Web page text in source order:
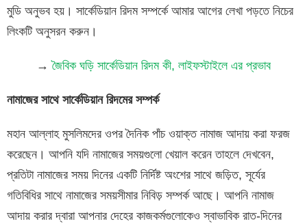
মুডি অনুভব হয়। সার্কেডিয়ান রিদম সম্পর্কে আমার আগের লেখা পড়তে নিচের
লিংকটি অনুসরন করুন।
→জৈবিক ঘড়ি সার্কেডিয়ান রিদম কী, লাইফস্টাইলে এর প্রভাব
নামাজের সাথে সার্কেডিয়ান রিদমের সম্পর্ক
মহান আল্লাহ মুসলিমদের ওপর দৈনিক পাঁচ ওয়াক্ত নামাজ আদায় করা ফরজ
করেছেন। আপনি যদি নামাজের সময়গুলো খেয়াল করেন তাহলে দেখবেন,
প্রতিটা নামাজের সময় দিনের একটি নির্দিষ্ট অংশের সাথে জড়িত, সূর্যের
গতিবিধির সাথে নামাজের সময়সীমার নিবিড় সম্পর্ক আছে। আপনি নামাজ
আদায় করার দ্বারা আপনার দেহের কাজকর্মগুলোকেও স্বাভাবিক রাত-দিনের